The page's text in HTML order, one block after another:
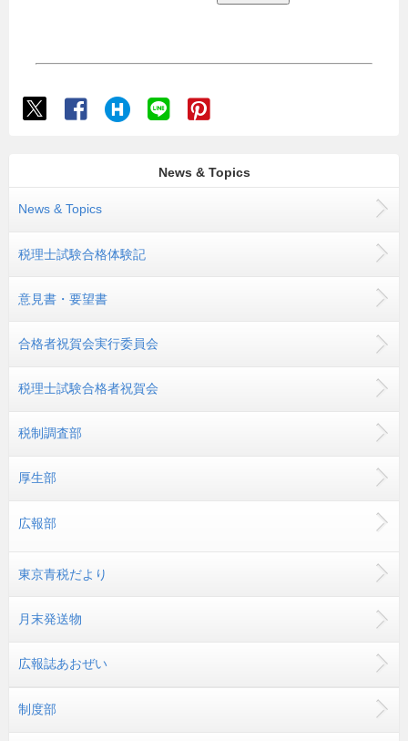
News & Topics
News & Topics
税理士試験合格体験記
意見書・要望書
合格者祝賀会実行委員会
税理士試験合格者祝賀会
税制調査部
厚生部
広報部
東京青税だより
月末発送物
広報誌あおぜい
制度部